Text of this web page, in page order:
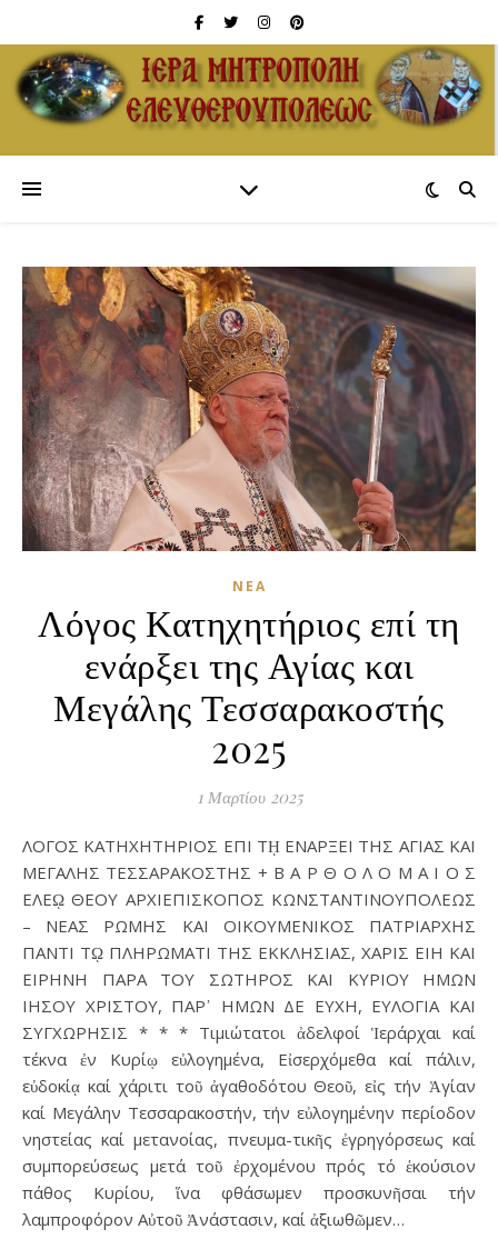
ΝΈΑ
Λόγος Κατηχητήριος επί τη
ενάρξει της Αγίας και
Μεγάλης Τεσσαρακοστής
2025
1 Μαρτίου 2025
ΛΟΓΟΣ ΚΑΤΗΧΗΤΗΡΙΟΣ ΕΠΙ Τῌ ΕΝΑΡΞΕΙ ΤΗΣ ΑΓΙΑΣ ΚΑΙ
ΜΕΓΑΛΗΣ ΤΕΣΣΑΡΑΚΟΣΤΗΣ + Β Α Ρ Θ Ο Λ Ο Μ Α Ι Ο Σ
ΕΛΕῼ ΘΕΟΥ ΑΡΧΙΕΠΙΣΚΟΠΟΣ ΚΩΝΣΤΑΝΤΙΝΟΥΠΟΛΕΩΣ
– ΝΕΑΣ ΡΩΜΗΣ ΚΑΙ ΟΙΚΟΥΜΕΝΙΚΟΣ ΠΑΤΡΙΑΡΧΗΣ
ΠΑΝΤΙ Τῼ ΠΛΗΡΩΜΑΤΙ ΤΗΣ ΕΚΚΛΗΣΙΑΣ, ΧΑΡΙΣ ΕΙΗ ΚΑΙ
ΕΙΡΗΝΗ ΠΑΡΑ ΤΟΥ ΣΩΤΗΡΟΣ ΚΑΙ ΚΥΡΙΟΥ ΗΜΩΝ
ΙΗΣΟΥ ΧΡΙΣΤΟΥ, ΠΑΡ᾿ HΜΩΝ ΔΕ ΕΥΧΗ, ΕΥΛΟΓΙΑ ΚΑΙ
ΣΥΓΧΩΡΗΣΙΣ * * * Τιμιώτατοι ἀδελφοί Ἱεράρχαι καί
τέκνα ἐν Κυρίῳ εὐλογημένα, Εἰσερχόμεθα καί πάλιν,
εὐδοκίᾳ καί χάριτι τοῦ ἀγαθοδότου Θεοῦ, εἰς τήν Ἁγίαν
καί Μεγάλην Τεσσαρακοστήν, τήν εὐλογημένην περίοδον
νηστείας καί μετανοίας, πνευμα-τικῆς ἐγρηγόρσεως καί
συμπορεύσεως μετά τοῦ ἐρχομένου πρός τό ἑκούσιον
πάθος Κυρίου, ἵνα φθάσωμεν προσκυνῆσαι τήν
λαμπροφόρον Αὐτοῦ Ἀνάστασιν, καί ἀξιωθῶμεν…